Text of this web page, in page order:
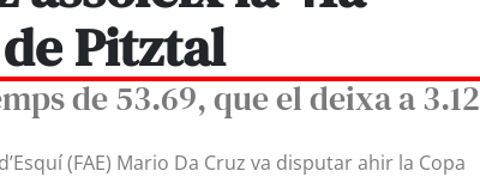
de Pitztal
de 53.69, que el deixa a 3.12
(FAE) Mario Da Cruz va disputar ahir la Copa